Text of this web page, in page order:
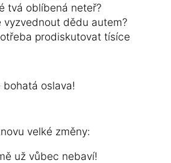
tvá oblíbená neteř?
vyzvednout dědu autem?
prodiskutovat tísíce
bohatá oslava!
velké změny:
už vůbec nebaví!